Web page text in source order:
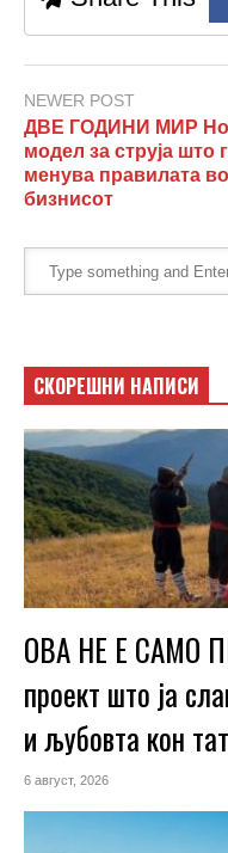
NEWER POST
ДВЕ ГОДИНИ МИР
модел за струја што
менува правилата во
бизнисот
СКОРЕШНИ НАПИСИ
ОВА НЕ Е САМО
проект што ја
и љубовта кон
6 август, 2026